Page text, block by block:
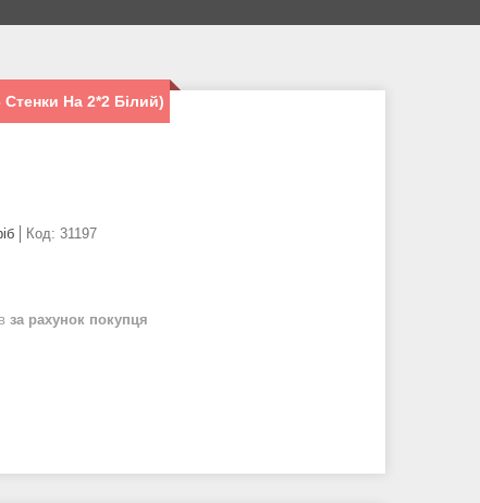
Стенки На 2*2 Білий)
Код: 31197
за рахунок покупця